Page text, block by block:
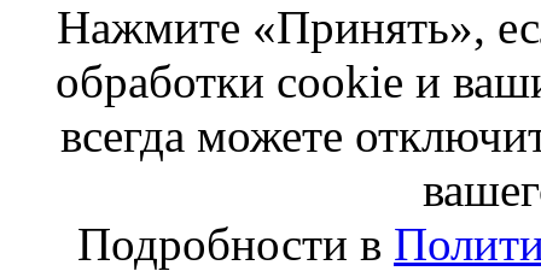
Нажмите «Принять»,
обработки cookie и
всегда можете
Подробности в